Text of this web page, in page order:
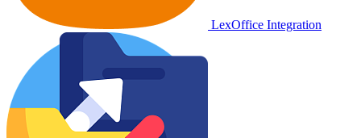
LexOffice Integration